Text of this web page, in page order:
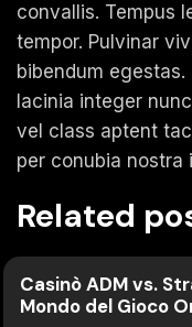
convallis. Tempus
tempor. Pulvinar
bibendum
lacinia integer
vel class aptent
per conubia nostra
Related
Casinò ADM vs.
Mondo del Gioco